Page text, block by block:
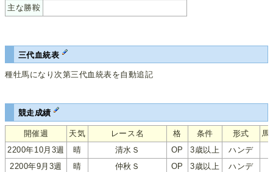
主な勝鞍
三代血統表
種牡馬になり次第三代血統表を自動追記
競走成績
開催週 天気 レース名 格 条件 形式
馬
2200年10月3週
晴 清水Ｓ OP 3歳以上
ハンデ
2200年9月3週
晴 仲秋Ｓ OP 3歳以上 ハンデ